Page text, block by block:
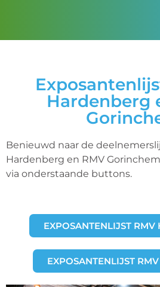
Hardenberg
Benieuwd naar de
Hardenberg en RMV
via onderstaande buttons.
EXPOSANTENLIJST RMV
EXPOSANTENLIJST